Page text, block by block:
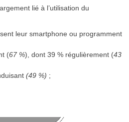
lié à l’utilisation du
leur smartphone ou programment
(67 %), dont 39 % régulièrement (43
(49 %) ;